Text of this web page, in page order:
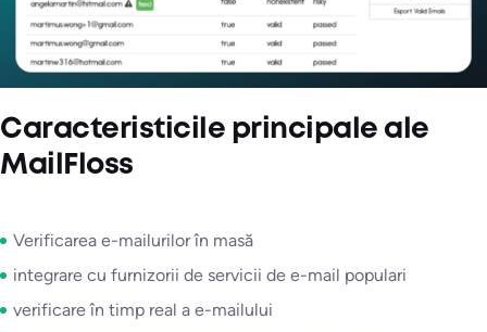
Caracteristicile principale ale
MailFloss
Verificarea e-mailurilor în masă
integrare cu furnizorii de servicii de e-mail populari
verificare în timp real a e-mailului